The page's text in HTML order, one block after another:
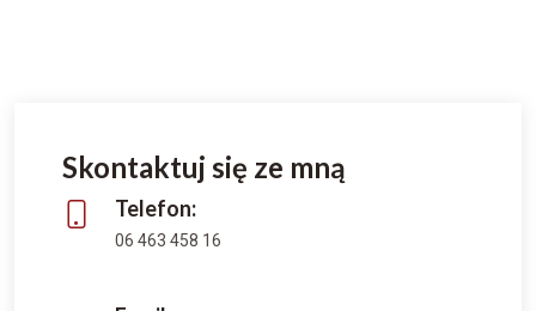
Skontaktuj się ze mną
Telefon:
06 463 458 16